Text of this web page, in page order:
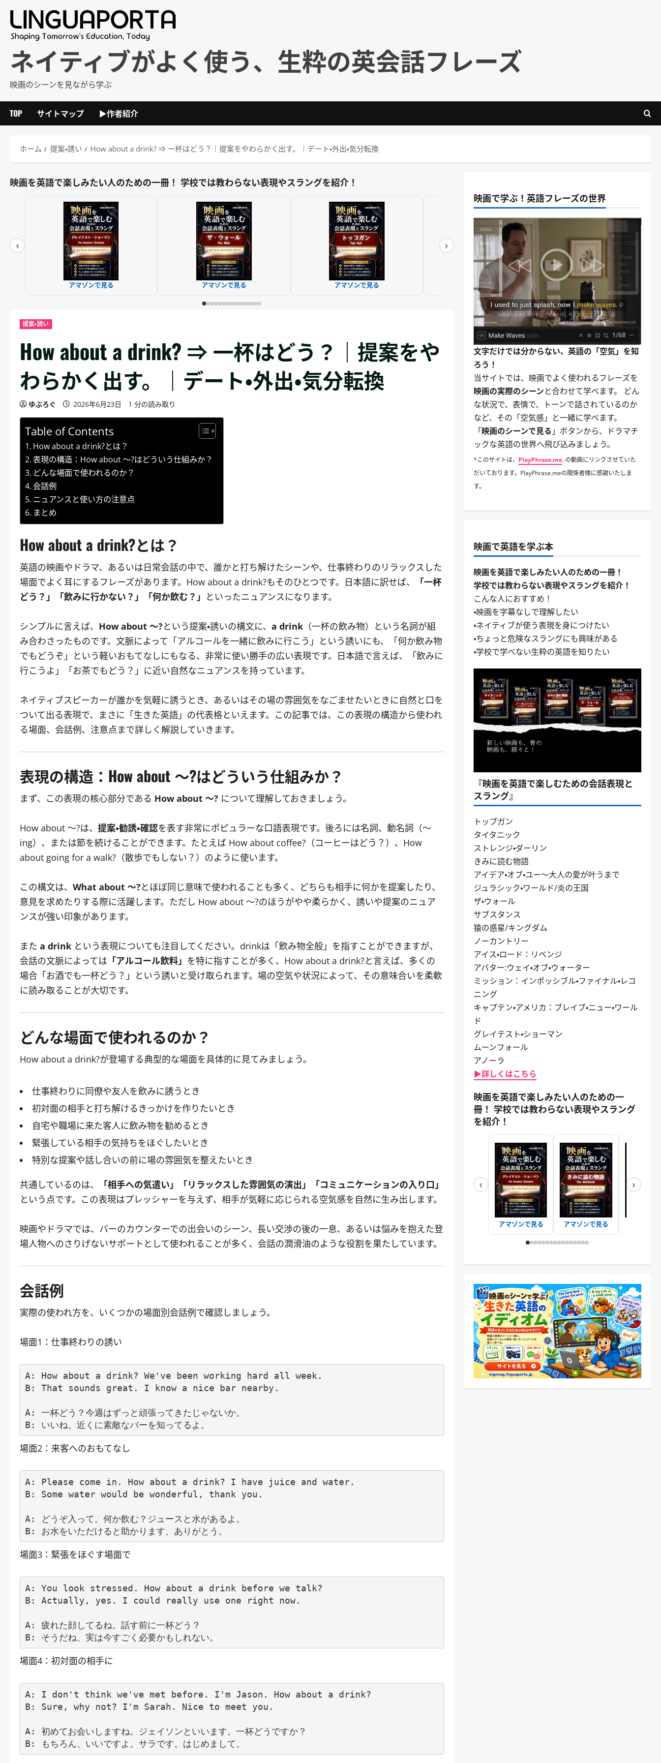
ネイティブがよく使う、生粋の英会話フレーズ
映画のシーンを見ながら学ぶ
TOP サイトマップ ▶作者紹介
ホーム 提案・誘い How about a drink? ⇒ 一杯はどう？｜提案をやわらかく出す。｜デート・外出・気分転換
映画を英語で楽しみたい人のための一冊！ 学校では教わらない表現やスラングを紹介！
‹
アマゾンで見る アマゾンで見る アマゾンで見る アマゾンで見る アマゾンで見る
›
提案・誘い
How about a drink? ⇒ 一杯はどう？｜提案をや
わらかく出す。｜デート・外出・気分転換
ゆぶろぐ 2026年6月23日 1 分の読み取り
Table of Contents
How about a drink?とは？
表現の構造：How about ～?はどういう仕組みか？
どんな場面で使われるのか？
会話例
ニュアンスと使い方の注意点
まとめ
How about a drink?とは？
英語の映画やドラマ、あるいは日常会話の中で、誰かと打ち解けたシーンや、仕事終わりのリラックスした
場面でよく耳にするフレーズがあります。How about a drink?もそのひとつです。日本語に訳せば、
「一杯
どう？」「飲みに行かない？」「何か飲む？」 といったニュアンスになります。
シンプルに言えば、 How about ～?という提案・誘いの構文に、 a drink （一杯の飲み物）という名詞が組
み合わさったものです。文脈によって「アルコールを一緒に飲みに行こう」という誘いにも、「何か飲み物
でもどうぞ」という軽いおもてなしにもなる、非常に使い勝手の広い表現です。日本語で言えば、「飲みに
行こうよ」「お茶でもどう？」に近い自然なニュアンスを持っています。
ネイティブスピーカーが誰かを気軽に誘うとき、あるいはその場の雰囲気をなごませたいときに自然と口を
ついて出る表現で、まさに「生きた英語」の代表格といえます。この記事では、この表現の構造から使われ
る場面、会話例、注意点まで詳しく解説していきます。
表現の構造：How about ～?はどういう仕組みか？
まず、この表現の核心部分である How about ～? について理解しておきましょう。
How about ～?は、 提案・勧誘・確認を表す非常にポピュラーな口語表現です。後ろには名詞、動名詞（～
ing）、または節を続けることができます。たとえば How about coffee?（コーヒーはどう？）、How
about going for a walk?（散歩でもしない？）のように使います。
この構文は、 What about ～?とほぼ同じ意味で使われることも多く、どちらも相手に何かを提案したり、
意見を求めたりする際に活躍します。ただし How about ～?のほうがやや柔らかく、誘いや提案のニュア
ンスが強い印象があります。
また a drink という表現についても注目してください。drinkは「飲み物全般」を指すことができますが、
会話の文脈によっては 「アルコール飲料」 を特に指すことが多く、How about a drink?と言えば、多くの
場合「お酒でも一杯どう？」という誘いと受け取られます。場の空気や状況によって、その意味合いを柔軟
に読み取ることが大切です。
どんな場面で使われるのか？
How about a drink?が登場する典型的な場面を具体的に見てみましょう。
仕事終わりに同僚や友人を飲みに誘うとき
初対面の相手と打ち解けるきっかけを作りたいとき
自宅や職場に来た客人に飲み物を勧めるとき
緊張している相手の気持ちをほぐしたいとき
特別な提案や話し合いの前に場の雰囲気を整えたいとき
共通しているのは、
「相手への気遣い」「リラックスした雰囲気の演出」「コミュニケーションの入り口」
という点です。この表現はプレッシャーを与えず、相手が気軽に応じられる空気感を自然に生み出します。
映画やドラマでは、バーのカウンターでの出会いのシーン、長い交渉の後の一息、あるいは悩みを抱えた登
場人物へのさりげないサポートとして使われることが多く、会話の潤滑油のような役割を果たしています。
会話例
実際の使われ方を、いくつかの場面別会話例で確認しましょう。
場面1：仕事終わりの誘い
A: How about a drink? We've been working hard all week.
B: That sounds great. I know a nice bar nearby.
A: 一杯どう？今週はずっと頑張ってきたじゃないか。
場面2：来客へのおもてなし
A: Please come in. How about a drink? I have juice and water.
B: Some water would be wonderful, thank you.
A: どうぞ入って。何か飲む？ジュースと水があるよ。
場面3：緊張をほぐす場面で
A: You look stressed. How about a drink before we talk?
B: Actually, yes. I could really use one right now.
A: 疲れた顔してるね。話す前に一杯どう？
場面4：初対面の相手に
A: I don't think we've met before. I'm Jason. How about a drink?
B: Sure, why not? I'm Sarah. Nice to meet you.
A: 初めてお会いしますね。ジェイソンといいます。一杯どうですか？
映画で学ぶ！英語フレーズの世界
文字だけでは分からない、英語の「空気」を知
ろう！
当サイトでは、映画でよく使われるフレーズを
映画の実際のシーンと合わせて学べます。 どん
な状況で、表情で、トーンで話されているのか
など、その「空気感」と一緒に学べます。
「映画のシーンで見る 」ボタンから、ドラマチ
ックな英語の世界へ飛び込みましょう。
*このサイトは、 PlayPhrase.me. の動画にリンクさせていた
だいております。PlayPhrase.meの関係者様に感謝いたしま
す。
映画で英語を学ぶ本
映画を英語で楽しみたい人のための一冊！
学校では教わらない表現やスラングを紹介！
こんな人におすすめ！
・映画を字幕なしで理解したい
・ネイティブが使う表現を身につけたい
・ちょっと危険なスラングにも興味がある
・学校で学べない生粋の英語を知りたい
『映画を英語で楽しむための会話表現と
スラング』
トップガン
タイタニック
ストレンジ・ダーリン
きみに読む物語
アイデア・オブ・ユー～大人の愛が叶うまで
ジュラシック・ワールド/炎の王国
ザ・ウォール
サブスタンス
猿の惑星/キングダム
ノーカントリー
アイス・ロード：リベンジ
アバター:ウェイ・オブ・ウォーター
ミッション：インポッシブル・ファイナル・レコ
ニング
キャプテン・アメリカ：ブレイブ・ニュー・ワール
ド
グレイテスト・ショーマン
ムーンフォール
アノーラ
▶詳しくはこちら
映画を英語で楽しみたい人のための一
冊！ 学校では教わらない表現やスラング
を紹介！
‹
アマゾンで見る アマゾンで見る
›